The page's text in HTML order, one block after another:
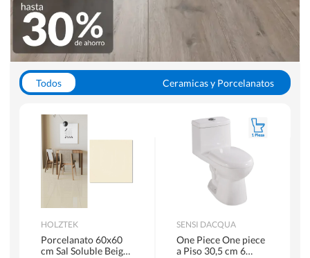
Todos
Ceramicas y Porcelanatos
WC y Sanitarios
Pisos Flotantes y Laminados
Pinturas
HOLZTEK
Porcelanato 60x60
cm Sal Soluble Beige
SENSI DACQUA
One Piece One piece
a Piso 30,5 cm 6